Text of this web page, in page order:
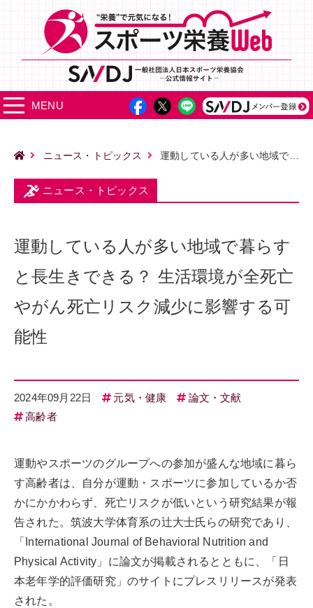
MENU
ニュース・トピックス 運動している人が多い地域で暮らすと長生きできる？ 生活環境が全死亡やがん死亡リスク減少に影響する可能性
ニュース・トピックス
運動している人が多い地域で暮らす
と長生きできる？ 生活環境が全死亡
やがん死亡リスク減少に影響する可
能性
2024年09月22日 元気・健康
論文・文献
高齢者
運動やスポーツのグループへの参加が盛んな地域に暮ら
す高齢者は、自分が運動・スポーツに参加しているか否
かにかかわらず、死亡リスクが低いという研究結果が報
告された。筑波大学体育系の辻大士氏らの研究であり、
「International Journal of Behavioral Nutrition and
Physical Activity」に論文が掲載されるとともに、「日
本老年学的評価研究」のサイトにプレスリリースが発表
された。